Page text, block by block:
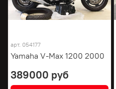
арт. 054177
Yamaha V-Max 1200 2000
389000 руб